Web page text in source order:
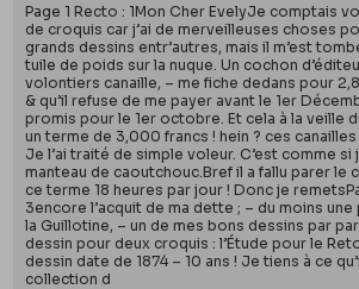
Page 1 Recto : 1Mon Cher EvelyJe comptais
de croquis car j’ai de merveilleuses choses
grands dessins entr’autres, mais il m’est
tuile de poids sur la nuque. Un cochon
volontiers canaille, – me fiche dedans pour
& qu’il refuse de me payer avant le 1er
promis pour le 1er octobre. Et cela à la veille
un terme de 3,000 francs ! hein ? ces
Je l’ai traité de simple voleur. C’est comme si
manteau de caoutchouc.Bref il a fallu parer le
ce terme 18 heures par jour ! Donc je
3encore l’acquit de ma dette ; – du moins une
la Guillotine, – un de mes bons dessins par
dessin pour deux croquis : l’Étude pour le
dessin date de 1874 – 10 ans ! Je tiens à ce
collection d